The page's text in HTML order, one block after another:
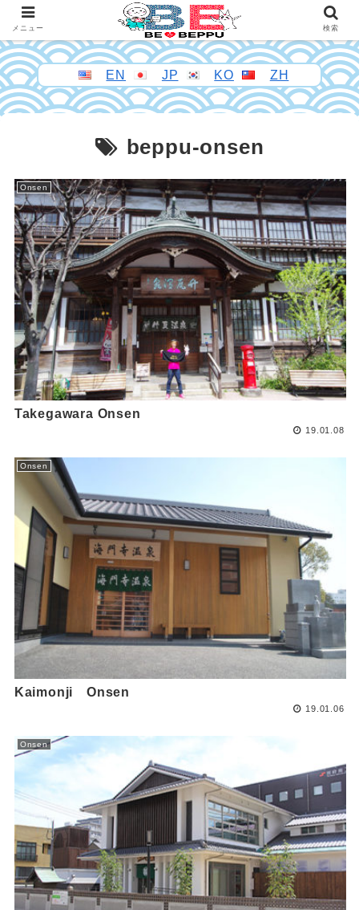
EN JP KO ZH
beppu-onsen
Onsen
Takegawara Onsen
19.01.08
Onsen
Kaimonji Onsen
19.01.06
Onsen
メニュー 検索